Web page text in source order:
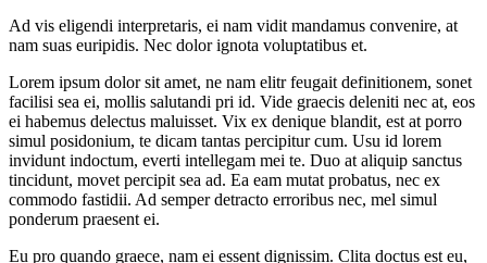
Ad vis eligendi interpretaris, ei nam vidit mandamus convenire, at
nam suas euripidis. Nec dolor ignota voluptatibus et.
Lorem ipsum dolor sit amet, ne nam elitr feugait definitionem, sonet
facilisi sea ei, mollis salutandi pri id. Vide graecis deleniti nec at, eos
ei habemus delectus maluisset. Vix ex denique blandit, est at porro
simul posidonium, te dicam tantas percipitur cum. Usu id lorem
invidunt indoctum, everti intellegam mei te. Duo at aliquip sanctus
tincidunt, movet percipit sea ad. Ea eam mutat probatus, nec ex
commodo fastidii. Ad semper detracto erroribus nec, mel simul
ponderum praesent ei.
Eu pro quando graece, nam ei essent dignissim. Clita doctus est eu,